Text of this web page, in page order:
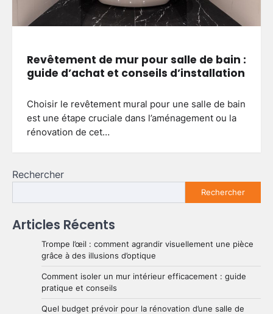
Revêtement de mur pour salle de bain :
guide d’achat et conseils d’installation
Choisir le revêtement mural pour une salle de bain
est une étape cruciale dans l’aménagement ou la
rénovation de cet…
Rechercher
Rechercher
Articles Récents
Trompe l’œil : comment agrandir visuellement une pièce
grâce à des illusions d’optique
Comment isoler un mur intérieur efficacement : guide
pratique et conseils
Quel budget prévoir pour la rénovation d’une salle de